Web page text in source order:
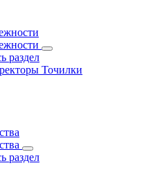
раздел
Точилки
раздел